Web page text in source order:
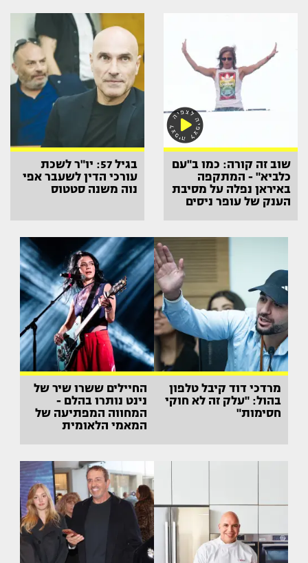
שוב זה קורה: כמו ב"עם
כלביא" - המתקפה
באיראן נפלה על מסיבת
הענק של עופר ניסים
בגיל 57: יו"ר לשכת
עורכי הדין לשעבר אפי
נוה משנה סטטוס
מרדכי דוד קיבל טלפון
בהול: "עלק זה לא חוקי
חסימות"
החיילים ששרו שיר של
נינט נותרו בהלם -
המחווה המפתיעה של
המאמי הלאומית